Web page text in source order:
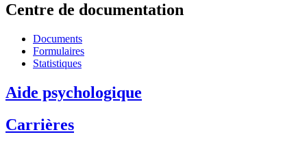
Centre de documentation
Documents
Formulaires
Statistiques
Aide psychologique
Carrières